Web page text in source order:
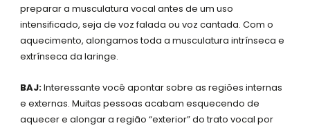
preparar a musculatura vocal antes de um uso
intensificado, seja de voz falada ou voz cantada. Com o
aquecimento, alongamos toda a musculatura intrínseca e
extrínseca da laringe.
BAJ:Interessante você apontar sobre as regiões internas
e externas. Muitas pessoas acabam esquecendo de
aquecer e alongar a região “exterior” do trato vocal por